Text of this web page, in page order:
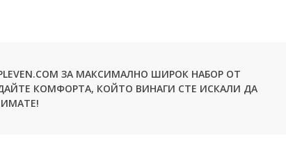
ЗА МАКСИМАЛНО ШИРОК НАБОР ОТ
КОМФОРТА, КОЙТО ВИНАГИ СТЕ ИСКАЛИ ДА
ИМАТЕ!